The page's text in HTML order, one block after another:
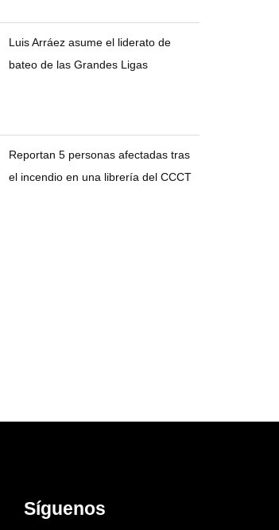
Luis Arráez asume el liderato de
bateo de las Grandes Ligas
Reportan 5 personas afectadas tras
el incendio en una librería del CCCT
Síguenos